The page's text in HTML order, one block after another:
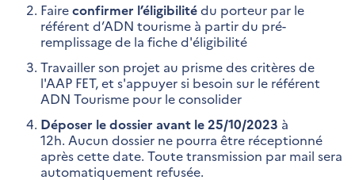
Faireconfirmer l’éligibilitédu porteur par le
référent d’ADN tourisme à partir du pré-
remplissage de la fiche d'éligibilité
Travailler son projet au prisme des critères de
l'AAP FET, et s'appuyer si besoin sur le référent
ADN Tourisme pour le consolider
Déposer le dossier avant le 25/10/2023 à
12h. Aucun dossier ne pourra être réceptionné
après cette date. Toute transmission par mail sera
automatiquement refusée.